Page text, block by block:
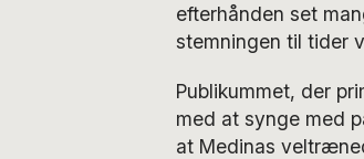
efterhånden set
stemningen til tider
Publikummet, der
med at synge med
at Medinas